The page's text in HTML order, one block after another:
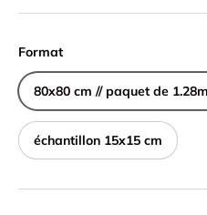
Format
80x80 cm // paquet de
échantillon 15x15 cm